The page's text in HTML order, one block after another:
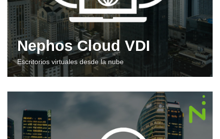
Nephos Cloud VDI
Escritorios virtuales desde la nube